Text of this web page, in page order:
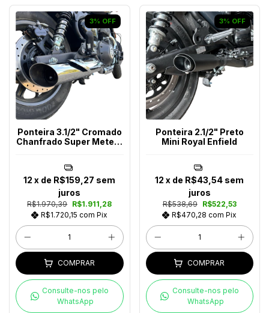
3% OFF
Ponteira 3.1/2" Cromado
Chanfrado Super Meteor
R$1.970,39 R$1.911,28
R$1.720,15com Pix
12 x de R$159,27 sem
juros
COMPRAR
Consulte-nos pelo
WhatsApp
3% OFF
Ponteira 2.1/2" Preto
Mini Royal Enfield
R$538,69
R$522,53
R$470,28com Pix
12 x de R$43,54 sem
juros
COMPRAR
Consulte-nos pelo
WhatsApp